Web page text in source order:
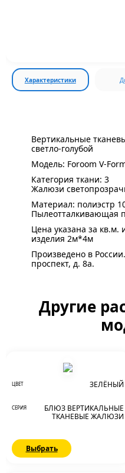
Характеристики
Вертикальные
светло-голубой
Модель: Foroom V-
Категория ткани: 3
Жалюзи
Материал: полиэстр
Пылеотталкивающая
Цена указана за кв.м.
изделия 2м*4м
Произведено в
проспект, д. 8а.
Другие
ЦВЕТ ЗЕЛЁНЫЙ
СЕРИЯ
БЛЮЗ ВЕРТИКАЛЬНЫЕ
ТКАНЕВЫЕ ЖАЛЮЗИ
Выбрать